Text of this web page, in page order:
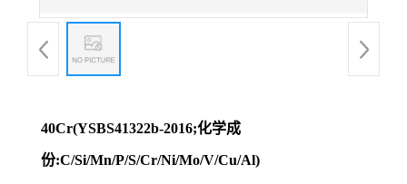
40Cr(YSBS41322b-2016;化学成
份:C/Si/Mn/P/S/Cr/Ni/Mo/V/Cu/Al)